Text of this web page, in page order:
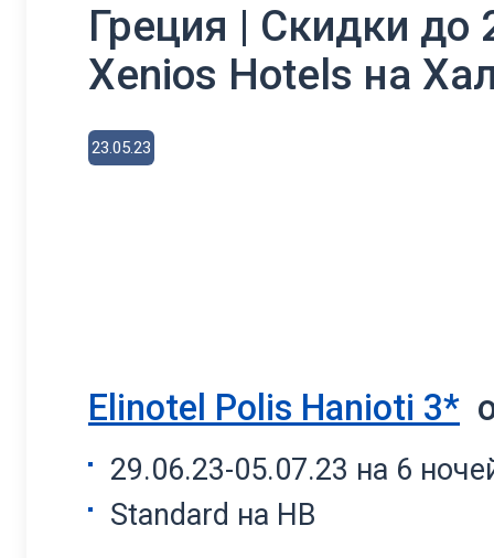
Греция | Скидки до
Xenios Hotels на
23.05.23
Elinotel Polis Hanioti 3*
29.06.23-05.07.23 на 6
Standard на НВ